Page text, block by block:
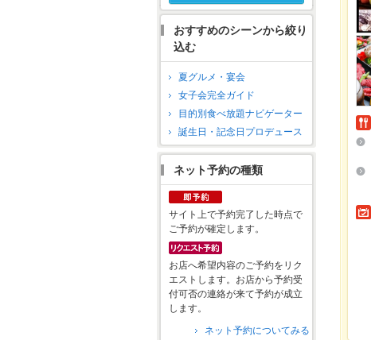
おすすめのシーンから絞り
込む
夏グルメ・宴会
女子会完全ガイド
目的別食べ放題ナビゲーター
誕生日・記念日プロデュース
ネット予約の種類
サイト上で予約完了した時点で
ご予約が確定します。
お店へ希望内容のご予約をリク
エストします。お店から予約受
付可否の連絡が来て予約が成立
します。
ネット予約についてみる